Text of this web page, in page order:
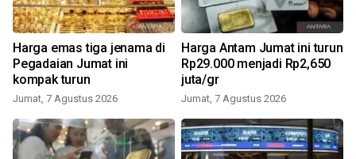
Harga emas tiga jenama di
Pegadaian Jumat ini
kompak turun
Jumat, 7 Agustus 2026
Harga Antam Jumat ini turun
Rp29.000 menjadi Rp2,650
juta/gr
Jumat, 7 Agustus 2026